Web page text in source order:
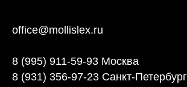
office@mollislex.ru
8 (995) 911-59-93 Москва
8 (931) 356-97-23 Санкт-Петербург